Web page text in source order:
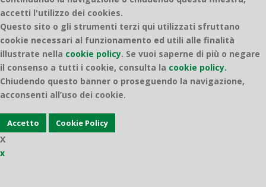
accetti l'utilizzo dei cookies.
Questo sito o gli strumenti terzi qui utilizzati sfruttano
cookie necessari al funzionamento ed utili alle finalità
illustrate nella cookie policy. Se vuoi saperne di più o negare
il consenso a tutti i cookie, consulta la cookie policy.
Chiudendo questo banner o proseguendo la navigazione,
acconsenti all’uso dei cookie.
Accetto Cookie Policy
X
x